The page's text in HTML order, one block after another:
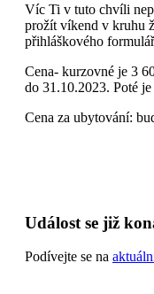
Víc Ti v tuto chvíli
prožít víkend v kruhu
přihláškového
Cena- kurzovné je 3
do 31.10.2023. Poté
Cena za ubytování:
Událost se již
Podívejte se na